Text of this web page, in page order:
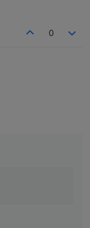
0
mal so